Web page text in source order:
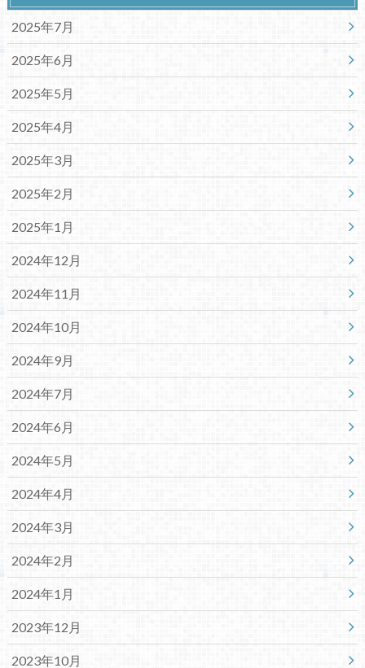
2025年7月
2025年6月
2025年5月
2025年4月
2025年3月
2025年2月
2025年1月
2024年12月
2024年11月
2024年10月
2024年9月
2024年7月
2024年6月
2024年5月
2024年4月
2024年3月
2024年2月
2024年1月
2023年12月
2023年10月